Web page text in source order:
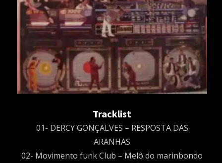
Tracklist
01- DERCY GONÇALVES – RESPOSTA DAS
ARANHAS
02- Movimento funk Club – Melô do marinbondo